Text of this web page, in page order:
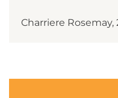
Charriere Rosemay,